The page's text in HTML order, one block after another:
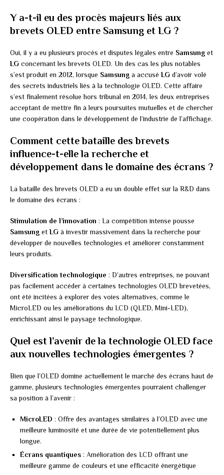
Y a-t-il eu des procès majeurs liés aux
brevets OLED entre Samsung et LG ?
Oui, il y a eu plusieurs procès et disputes légales entre Samsung et
LG concernant les brevets OLED. Un des cas les plus notables
s’est produit en 2012, lorsque Samsung a accuséLG d’avoir volé
des secrets industriels liés à la technologie OLED. Cette affaire
s’est finalement résolue hors tribunal en 2014, les deux entreprises
acceptant de mettre fin à leurs poursuites mutuelles et de chercher
une coopération dans le développement de l’industrie de l’affichage.
Comment cette bataille des brevets
influence-t-elle la recherche et
développement dans le domaine des écrans ?
La bataille des brevets OLED a eu un double effet sur la R&D dans
le domaine des écrans :
Stimulation de l’innovation : La compétition intense pousse
Samsung etLG à investir massivement dans la recherche pour
développer de nouvelles technologies et améliorer constamment
leurs produits.
Diversification technologique : D’autres entreprises, ne pouvant
pas facilement accéder à certaines technologies OLED brevetées,
ont été incitées à explorer des voies alternatives, comme le
MicroLED ou les améliorations du LCD (QLED, Mini-LED),
enrichissant ainsi le paysage technologique.
Quel est l’avenir de la technologie OLED face
aux nouvelles technologies émergentes ?
Bien que l’OLED domine actuellement le marché des écrans haut de
gamme, plusieurs technologies émergentes pourraient challenger
sa position à l’avenir :
MicroLED : Offre des avantages similaires à l’OLED avec une
meilleure luminosité et une durée de vie potentiellement plus
longue.
Écrans quantiques : Amélioration des LCD offrant une
meilleure gamme de couleurs et une efficacité énergétique